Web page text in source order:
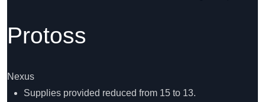
Protoss
Nexus
Supplies provided reduced from 15 to 13.